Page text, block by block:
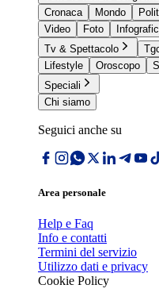
Cronaca
Mondo
Video
Foto
Tv & Spettacolo
Lifestyle
Oroscopo
Speciali
Chi siamo
Seguici anche su
Area personale
Help e Faq
Info e contatti
Termini del servizio
Utilizzo dati e privacy
Cookie Policy